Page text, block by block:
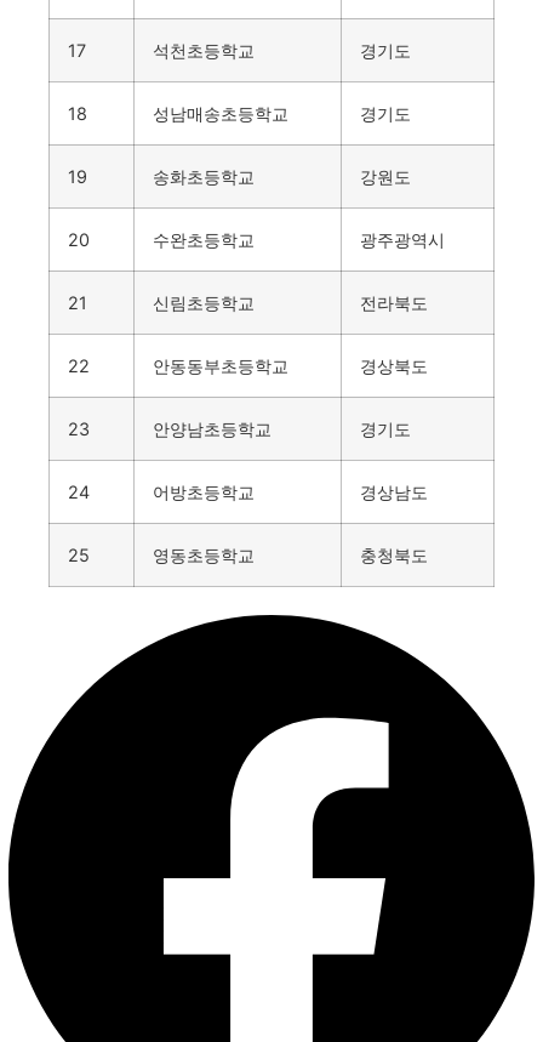
17 석천초등학교 경기도
18 성남매송초등학교 경기도
19 송화초등학교 강원도
20 수완초등학교 광주광역시
21 신림초등학교 전라북도
22 안동동부초등학교 경상북도
23 안양남초등학교 경기도
24 어방초등학교 경상남도
25 영동초등학교 충청북도